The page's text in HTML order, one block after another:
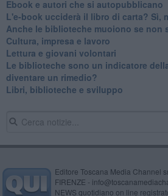
​Ebook e autori che si autopubblicano
​L'e-book ucciderà il libro di carta? Sì,
​Anche le biblioteche muoiono se non
​Cultura, impresa e lavoro
​Lettura e giovani volontari
​Le biblioteche sono un indicatore
diventare un rimedio?
​Libri, biblioteche e sviluppo
Editore Toscana Media Channel
FIRENZE -
NEWS quotidiano on line